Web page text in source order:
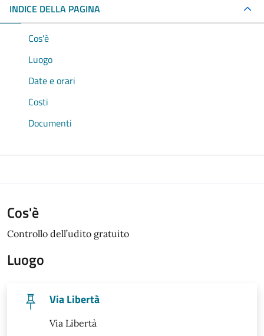
INDICE DELLA PAGINA
Cos'è
Luogo
Date e orari
Costi
Documenti
Cos'è
Controllo dell’udito gratuito
Luogo
Via Libertà
Via Libertà